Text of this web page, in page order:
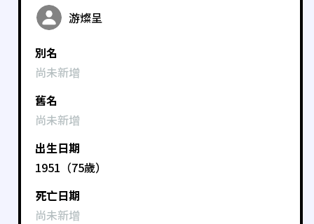
游燦呈
別名
尚未新增
舊名
尚未新增
出生日期
1951（75歲）
死亡日期
尚未新增